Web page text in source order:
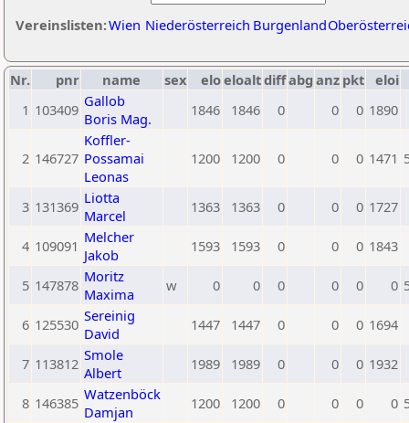
Vereinslisten:Wien Niederösterreich Burgenland
Nr. pnr name sex eloeloaltdiffabg anz pkt eloi
1 103409 Gallob
Boris Mag.
1846 1846 0 0 0 1890
2 146727
Koffler-
Possamai
Leonas
1200 1200 0 0 0 1471
3 131369 Liotta
Marcel
1363 1363 0 0 0 1727
4 109091 Melcher
Jakob
1593 1593 0 0 0 1843
5 147878 Moritz
Maxima
w 0 0 0 0 0 0
6 125530 Sereinig
David
1447 1447 0 0 0 1694
7 113812 Smole
Albert
1989 1989 0 0 0 1932
8 146385 Watzenböck
Damjan
1200 1200 0 0 0 0